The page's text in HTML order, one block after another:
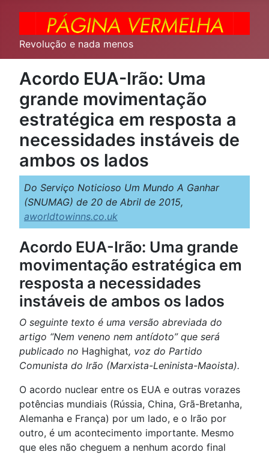
Revolução e nada menos
Acordo EUA-Irão: Uma
grande movimentação
estratégica em resposta a
necessidades instáveis de
ambos os lados
Do Serviço Noticioso Um Mundo A Ganhar
(SNUMAG) de 20 de Abril de 2015,
aworldtowinns.co.uk
Acordo EUA-Irão: Uma grande
movimentação estratégica em
resposta a necessidades
instáveis de ambos os lados
O seguinte texto é uma versão abreviada do
artigo “Nem veneno nem antídoto” que será
publicado no Haghighat, voz do Partido
Comunista do Irão (Marxista-Leninista-Maoista).
O acordo nuclear entre os EUA e outras vorazes
potências mundiais (Rússia, China, Grã-Bretanha,
Alemanha e França) por um lado, e o Irão por
outro, é um acontecimento importante. Mesmo
que eles não cheguem a nenhum acordo final